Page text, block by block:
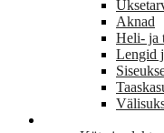
Aknad
Heli- ja
Lengid